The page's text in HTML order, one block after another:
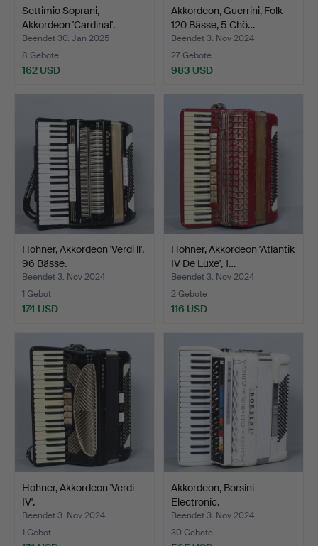
Settimio Soprani,
Akkordeon 'Cardinal'.
Beendet 30. Jan 2025
8 Gebote
162 USD
Akkordeon, Guerrini, Folk
120 Bässe, 5 Chö…
Beendet 3. Nov 2024
27 Gebote
983 USD
Hohner, Akkordeon 'Verdi ll',
96 Bässe.
Beendet 3. Nov 2024
1 Gebot
174 USD
Hohner, Akkordeon 'Atlantik
IV De Luxe', 1…
Beendet 3. Nov 2024
2 Gebote
116 USD
Hohner, Akkordeon 'Verdi
IV'.
Beendet 3. Nov 2024
1 Gebot
Akkordeon, Borsini
Electronic.
Beendet 3. Nov 2024
30 Gebote